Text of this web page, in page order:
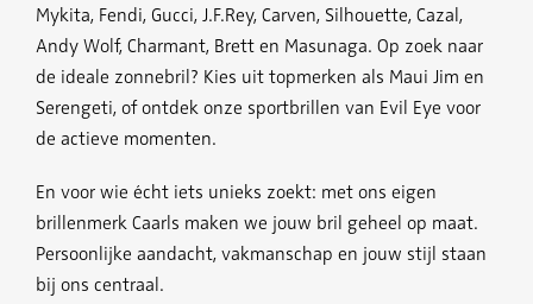
Mykita, Fendi, Gucci, J.F.Rey, Carven, Silhouette, Cazal,
Andy Wolf, Charmant, Brett en Masunaga. Op zoek naar
de ideale zonnebril? Kies uit topmerken als Maui Jim en
Serengeti, of ontdek onze sportbrillen van Evil Eye voor
de actieve momenten.
En voor wie écht iets unieks zoekt: met ons eigen
brillenmerk Caarls maken we jouw bril geheel op maat.
Persoonlijke aandacht, vakmanschap en jouw stijl staan
bij ons centraal.